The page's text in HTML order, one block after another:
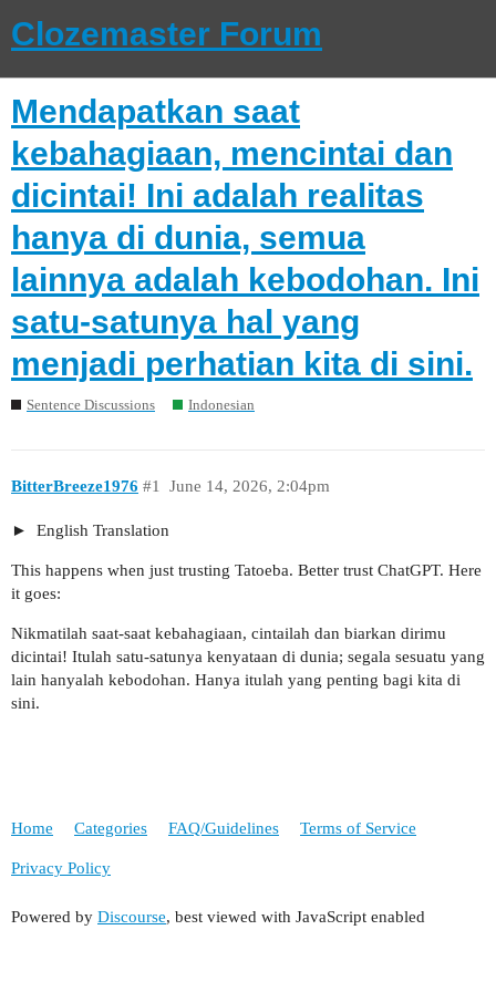
Clozemaster Forum
Mendapatkan saat
kebahagiaan, mencintai dan
dicintai! Ini adalah realitas
hanya di dunia, semua
lainnya adalah kebodohan. Ini
satu-satunya hal yang
menjadi perhatian kita di sini.
Sentence Discussions Indonesian
BitterBreeze1976 June 14, 2026, 2:04pm
#1
English Translation
This happens when just trusting Tatoeba. Better trust ChatGPT. Here
it goes:
Nikmatilah saat-saat kebahagiaan, cintailah dan biarkan dirimu
dicintai! Itulah satu-satunya kenyataan di dunia; segala sesuatu yang
lain hanyalah kebodohan. Hanya itulah yang penting bagi kita di
sini.
Home Categories FAQ/Guidelines Terms of Service
Privacy Policy
Powered by Discourse, best viewed with JavaScript enabled